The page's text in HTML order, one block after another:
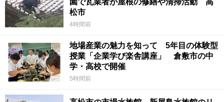
松市
4時間前
地場産業の魅力を知って 5年目の体験型
授業「企業学び楽舎講座」 倉敷市の中
学・高校で開催
5時間前